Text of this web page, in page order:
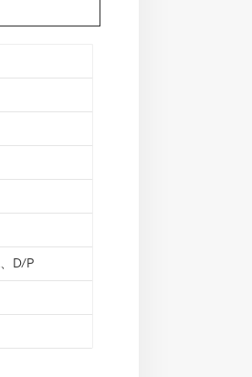
D/P